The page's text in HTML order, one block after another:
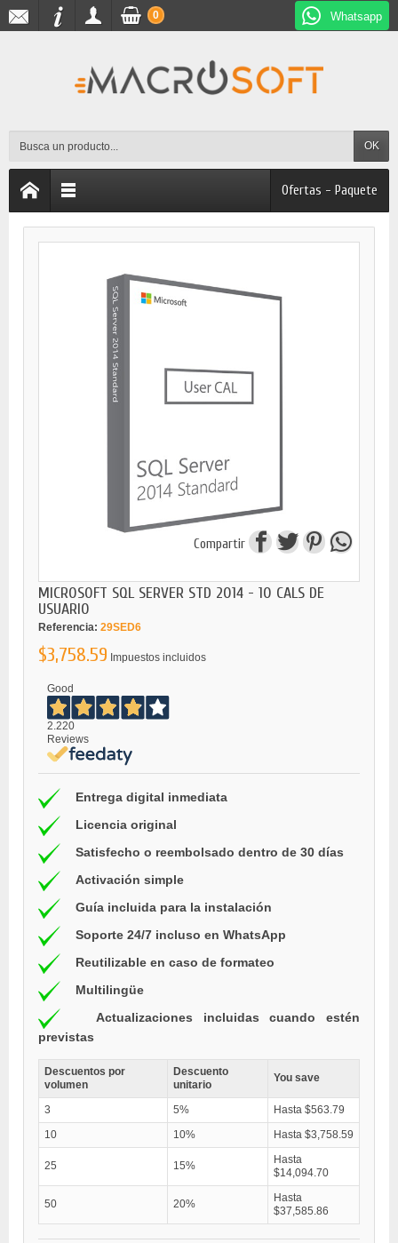
Whatsapp
OK
0
Ofertas - Paquete
Compartir
MICROSOFT SQL SERVER STD 2014 - 10 CALS DE
USUARIO
Referencia: 29SED6
$3,758.59 Impuestos incluidos
Good
2.220
Reviews
Entrega digital inmediata
Licencia original
Satisfecho o reembolsado dentro de 30 días
Activación simple
Guía incluida para la instalación
Soporte 24/7 incluso en WhatsApp
Reutilizable en caso de formateo
Multilingüe
Actualizaciones incluidas cuando estén
previstas
Descuentos por
volumen
Descuento
unitario
You save
3 5%
Hasta $563.79
10
10% Hasta $3,758.59
25 15%
Hasta
$14,094.70
50 20%
Hasta
$37,585.86